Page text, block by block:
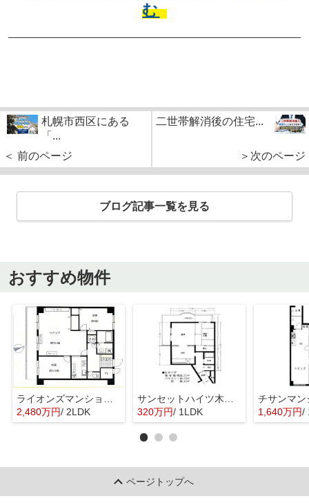
む
札幌市西区にある
「...
＜ 前のページ
二世帯解消後の住宅...
＞次のページ
ブログ記事一覧を見る
おすすめ物件
2,480万円/ 2LDK
320万円/ 1LDK 1,640万円/
ページトップへ